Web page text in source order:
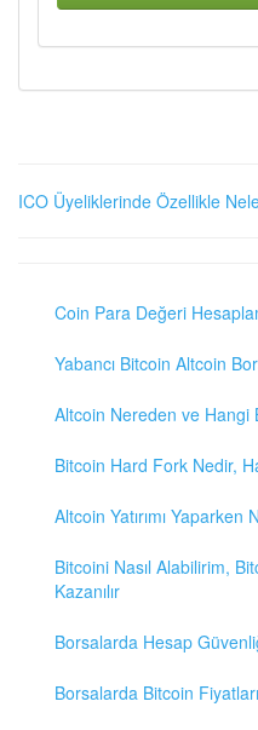
ICO Üyeliklerinde Özellikle
Coin Para Değeri
Yabancı Bitcoin Altcoin
Altcoin Nereden ve Hangi
Bitcoin Hard Fork Nedir,
Altcoin Yatırımı
Bitcoini Nasıl Alabilirim,
Kazanılır
Borsalarda Hesap
Borsalarda Bitcoin